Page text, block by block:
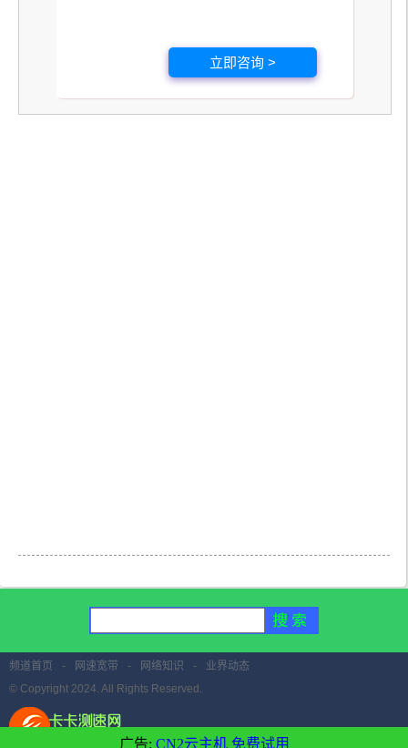
立即咨询 >
广告: CN2云主机 免费试用
频道首页 - 网速宽带 - 网络知识 -
业界动态
© Copyright 2024. All Rights Reserved.